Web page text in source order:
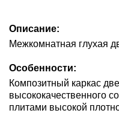
Описание:
Межкомнатная глухая
Особенности:
Композитный каркас
высококачественного
плитами высокой